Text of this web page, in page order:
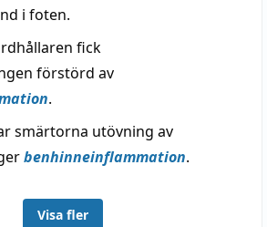
i foten.
fick
förstörd av
.
smärtorna utövning av
benhinneinflammation.
Visa fler